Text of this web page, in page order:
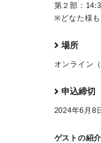
第２部：
※どなた様も
場所
オンライン
申込締切
2024年6月8
ゲストの紹